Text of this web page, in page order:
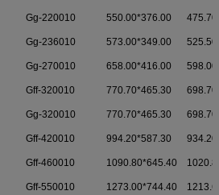
Gg-220010 550.00*376.00
Gg-236010 573.00*349.00
Gg-270010 658.00*416.00
Gff-320010 770.70*465.30
Gg-320010 770.70*465.30
Gff-420010 994.20*587.30
Gff-460010 1090.80*645.40
Gff-550010 1273.00*744.40